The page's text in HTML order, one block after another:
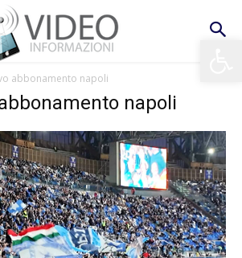
abbonamento napoli
napoli